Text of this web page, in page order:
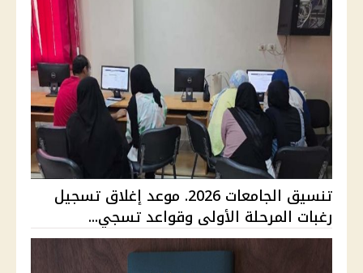
تنسيق الجامعات 2026. موعد إغلاق تسجيل
رغبات المرحلة الأولى وقواعد تسجي...